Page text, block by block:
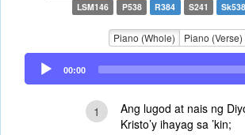
LSM146
P538 R384 S241 Sk538
Piano (Whole) Piano (Verse)
Audio
Player
00:00
1
Ang lugod at nais ng
Kristo’y ihayag sa ’kin;